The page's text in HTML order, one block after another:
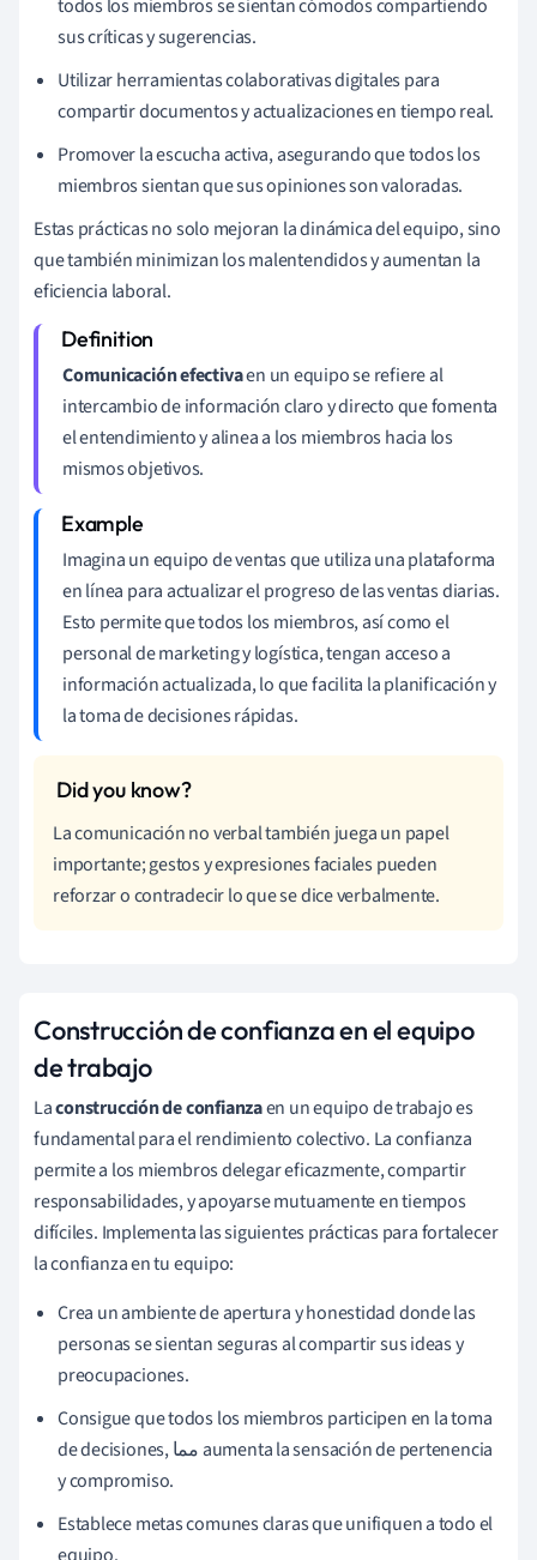
todos los miembros se sientan cómodos compartiendo
sus críticas y sugerencias.
Utilizar herramientas colaborativas digitales para
compartir documentos y actualizaciones en tiempo real.
Promover la escucha activa, asegurando que todos los
miembros sientan que sus opiniones son valoradas.
Estas prácticas no solo mejoran la dinámica del equipo, sino
que también minimizan los malentendidos y aumentan la
eficiencia laboral.
Comunicación efectivaen un equipo se refiere al
intercambio de información claro y directo que fomenta
el entendimiento y alinea a los miembros hacia los
mismos objetivos.
Imagina un equipo de ventas que utiliza una plataforma
en línea para actualizar el progreso de las ventas diarias.
Esto permite que todos los miembros, así como el
personal de marketing y logística, tengan acceso a
información actualizada, lo que facilita la planificación y
la toma de decisiones rápidas.
La comunicación no verbal también juega un papel
importante; gestos y expresiones faciales pueden
reforzar o contradecir lo que se dice verbalmente.
Construcción de confianza en el equipo
de trabajo
Laconstrucción de confianzaen un equipo de trabajo es
fundamental para el rendimiento colectivo. La confianza
permite a los miembros delegar eficazmente, compartir
responsabilidades, y apoyarse mutuamente en tiempos
difíciles. Implementa las siguientes prácticas para fortalecer
la confianza en tu equipo:
Crea un ambiente de apertura y honestidad donde las
personas se sientan seguras al compartir sus ideas y
preocupaciones.
Consigue que todos los miembros participen en la toma
de decisiones, مما aumenta la sensación de pertenencia
y compromiso.
Establece metas comunes claras que unifiquen a todo el
equipo.